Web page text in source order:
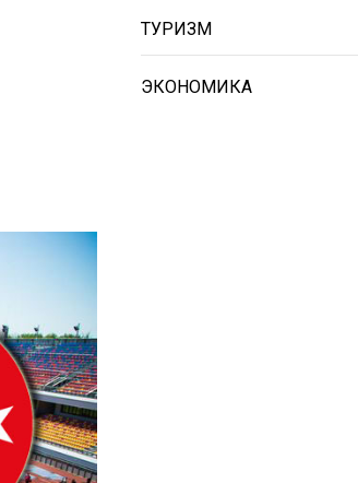
ТУРИЗМ
ЭКОНОМИКА